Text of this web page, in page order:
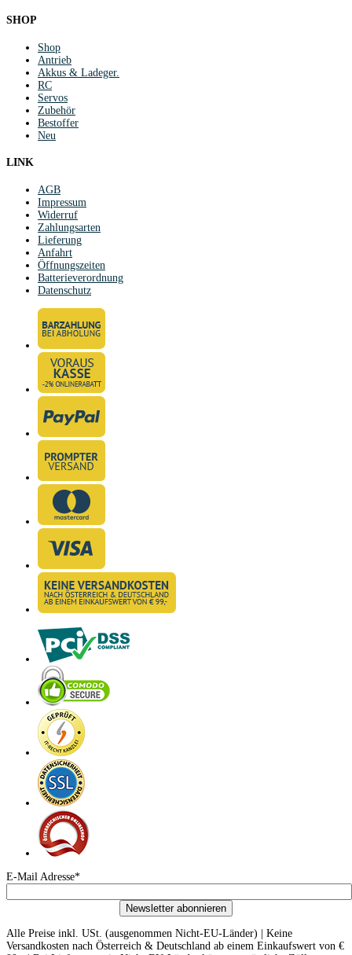
SHOP
Shop
Antrieb
Akkus & Ladeger.
RC
Servos
Zubehör
Bestoffer
Neu
LINK
AGB
Impressum
Widerruf
Zahlungsarten
Lieferung
Anfahrt
Öffnungszeiten
Batterieverordnung
Datenschutz
E-Mail Adresse*
Newsletter abonnieren
Alle Preise inkl. USt. (ausgenommen Nicht-EU-Länder) | Keine
Versandkosten nach Österreich & Deutschland ab einem Einkaufswert von €